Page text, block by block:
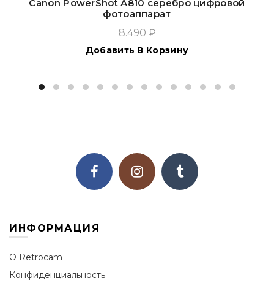
Canon PowerShot A810 серебро цифровой
фотоаппарат
8.490 ₽
Добавить В Корзину
ИНФОРМАЦИЯ
О Retrocam
Конфиденциальность